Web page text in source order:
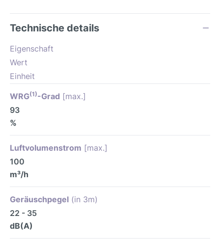
Technische details
Eigenschaft
Wert
Einheit
WRG(1)-Grad [max.]
93
%
Luftvolumenstrom [max.]
100
m³/h
Geräuschpegel (in 3m)
22 - 35
dB(A)